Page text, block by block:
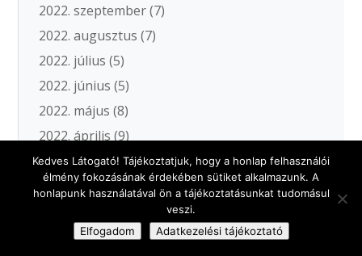
2022. szeptember(7)
2022. augusztus (7)
2022. július (5)
2022. június (5)
2022. május (8)
2022. április (9)
2022. március (8)
2022. február(7)
2021. december(7)
Kedves Látogató! Tájékoztatjuk, hogy a honlap felhasználói
élmény fokozásának érdekében sütiket alkalmazunk. A
honlapunk használatával ön a tájékoztatásunkat tudomásul
veszi.
Elfogadom
Adatkezelési tájékoztató